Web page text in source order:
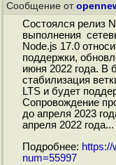
Сообщение от
Состоялся релиз
выполнения
Node.js 17.0
поддержки,
июня 2022 года. В
стабилизация
LTS и будет
Сопровождение
до апреля 2023
апреля 2022 года...
Подробнее: https://
num=55997